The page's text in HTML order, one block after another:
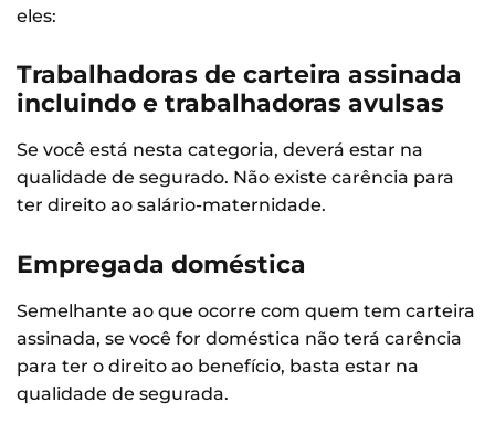
eles:
Trabalhadoras de carteira assinada
incluindo e trabalhadoras avulsas
Se você está nesta categoria, deverá estar na
qualidade de segurado. Não existe carência para
ter direito ao salário-maternidade.
Empregada doméstica
Semelhante ao que ocorre com quem tem carteira
assinada, se você for doméstica não terá carência
para ter o direito ao benefício, basta estar na
qualidade de segurada.